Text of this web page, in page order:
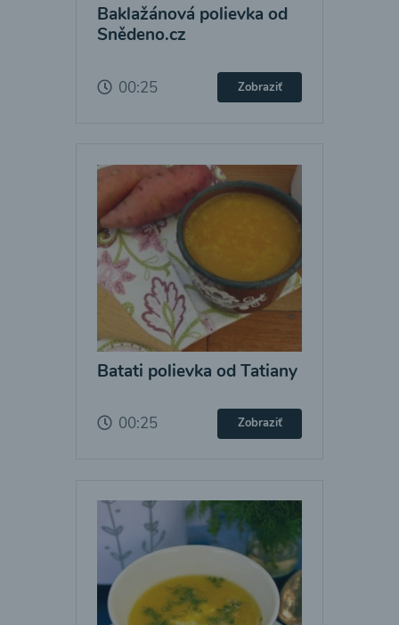
Baklažánová polievka od
Snědeno.cz
00:25 Zobraziť
Batati polievka od Tatiany
00:25 Zobraziť